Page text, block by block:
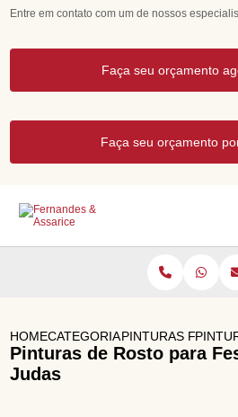
Entre em contato com um de nossos
Faça seu orçamento
Faça seu orçamento
HOMECATEGORIASPINTURAS
Pinturas de Rosto para
Judas